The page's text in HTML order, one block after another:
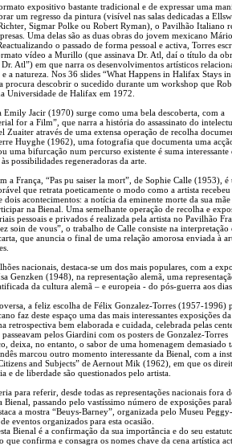
expositivo bastante tradicional e de expressar uma
um regresso da pintura (visível nas salas dedicadas a
Sigmar Polke ou Robert Ryman), o Pavilhão Italiano
Uma delas são as duas obras do jovem mexicano
o passado de forma pessoal e activa, Torres
vídeo a Murillo (que assinava Dr. Atl, daí o título da
Dr. Atl”) em que narra os desenvolvimentos artísticos
e a natureza. Nos 36 slides “What Happens in Halifax Stays in
procura descobrir o sucedido durante um workshop que
Universidade de Halifax em 1972.
Emily Jacir (1970) surge como uma bela descoberta, com a
for a Film”, que narra a história do assassinato do
Zuaiter através de uma extensa operação de recolha
Huyghe (1962), uma fotografia que documenta uma
uma bifurcação num percurso existente é suma interessante
possibilidades regeneradoras da arte.
a França, “Pas pu saiser la mort”, de Sophie Calle (1953), é
que retrata poeticamente o modo como a artista recebeu
dois acontecimentos: a notícia da eminente morte da sua mãe
na Bienal. Uma semelhante operação de recolha e
pessoais e privados é realizada pela artista no Pavilhão
soin de vous”, o trabalho de Calle consiste na interpretação
que anuncia o final de uma relação amorosa enviada à
nacionais, destaca-se um dos mais populares, com a
Genzken (1948), na representação alemã, uma
da cultura alemã – e europeia - do pós-guerra aos
a feliz escolha de Félix Gonzalez-Torres (1957-1996)
faz deste espaço uma das mais interessantes exposições da
retrospectiva bem elaborada e cuidada, celebrada pelas
passeavam pelos Giardini com os posters de Gonzalez-Torres
deixa, no entanto, o sabor de uma homenagem demasiado
marcou outro momento interessante da Bienal, com a
and Subjects” de Aernout Mik (1962), em que os
e de liberdade são questionados pelo artista.
para referir, desde todas as representações nacionais fora
Bienal, passando pelo vastíssimo número de exposições
a mostra “Beuys-Barney”, organizada pelo Museu Peggy-
eventos organizados para esta ocasião.
Bienal é a confirmação da sua importância e do seu estatuto,
que confirma e consagra os nomes chave da cena artística